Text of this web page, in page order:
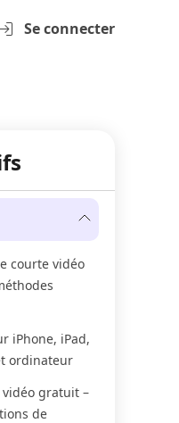
Se connecter
courte vidéo
iPhone, iPad,
ordinateur
gratuit –
de